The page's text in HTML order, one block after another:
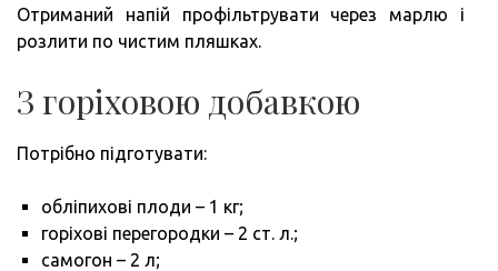
Отриманий напій профільтрувати через марлю і
розлити по чистим пляшках.
З горіховою добавкою
Потрібно підготувати:
обліпихові плоди – 1 кг;
горіхові перегородки – 2 ст. л.;
самогон – 2 л;